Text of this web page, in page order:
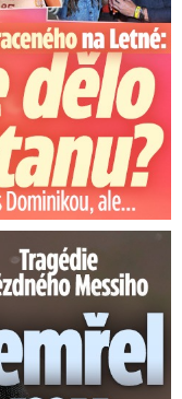
táta (†68)!